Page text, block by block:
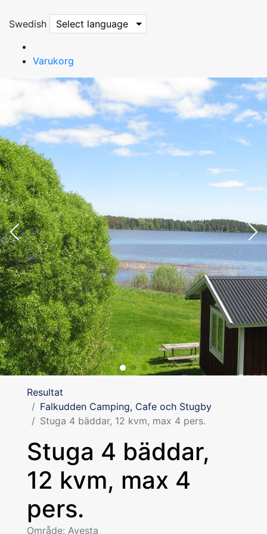
Swedish Select language
Varukorg
Resultat
Falkudden Camping, Cafe och Stugby
Stuga 4 bäddar, 12 kvm, max 4 pers.
Stuga 4 bäddar,
12 kvm, max 4
pers.
Område: Avesta